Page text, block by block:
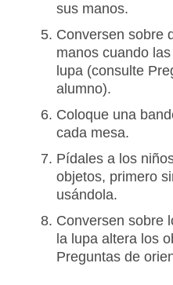
sus manos.
Conversen sobre
manos cuando
lupa (consulte
alumno).
Coloque una
cada mesa.
Pídales a los
objetos, primero
usándola.
Conversen sobre
la lupa altera los
Preguntas de